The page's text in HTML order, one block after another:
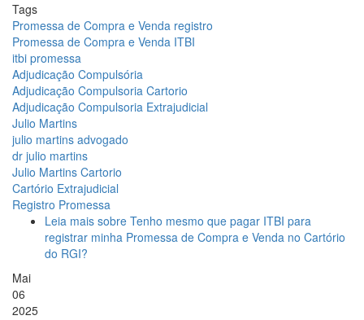
Tags
Promessa de Compra e Venda registro
Promessa de Compra e Venda ITBI
itbi promessa
Adjudicação Compulsória
Adjudicação Compulsoria Cartorio
Adjudicação Compulsoria Extrajudicial
Julio Martins
julio martins advogado
dr julio martins
Julio Martins Cartorio
Cartório Extrajudicial
Registro Promessa
Leia mais sobre Tenho mesmo que pagar ITBI para
registrar minha Promessa de Compra e Venda no Cartório
do RGI?
Mai
06
2025